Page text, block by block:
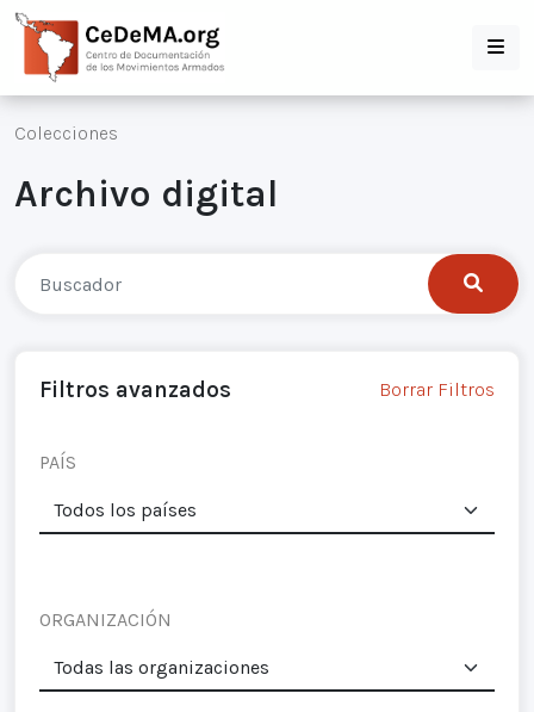
Colecciones
Archivo digital
Filtros avanzados Borrar Filtros
PAÍS
ORGANIZACIÓN